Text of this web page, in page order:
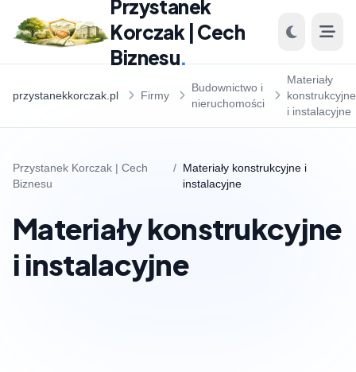
Przystanek
Korczak | Cech
Biznesu.
przystanekkorczak.pl Firmy
Budownictwo i
nieruchomości
Materiały
konstrukcyjne
i instalacyjne
Przystanek Korczak | Cech
Biznesu
/ Materiały konstrukcyjne i
instalacyjne
Materiały konstrukcyjne
i instalacyjne